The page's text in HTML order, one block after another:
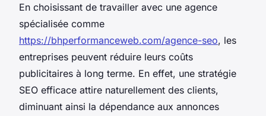
En choisissant de travailler avec une agence
spécialisée comme
https://bhperformanceweb.com/agence-seo, les
entreprises peuvent réduire leurs coûts
publicitaires à long terme. En effet, une stratégie
SEO efficace attire naturellement des clients,
diminuant ainsi la dépendance aux annonces